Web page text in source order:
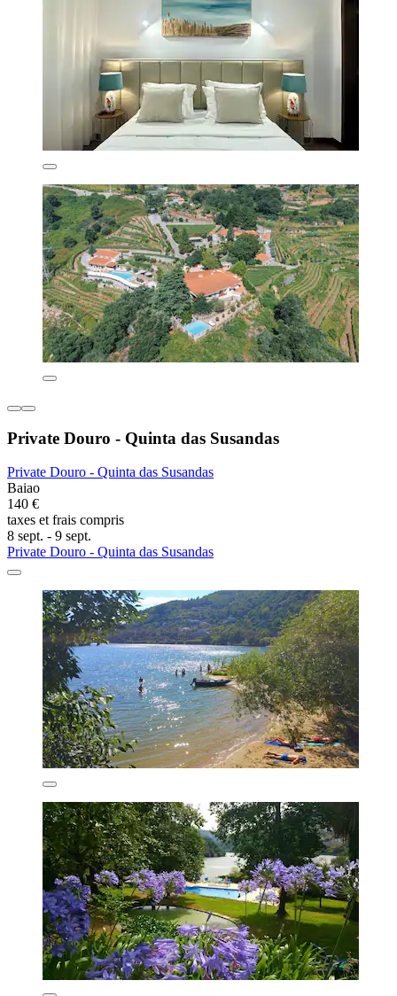
Private Douro - Quinta das Susandas
Private Douro - Quinta das Susandas
Baiao
140 €
taxes et frais compris
8 sept. - 9 sept.
Private Douro - Quinta das Susandas